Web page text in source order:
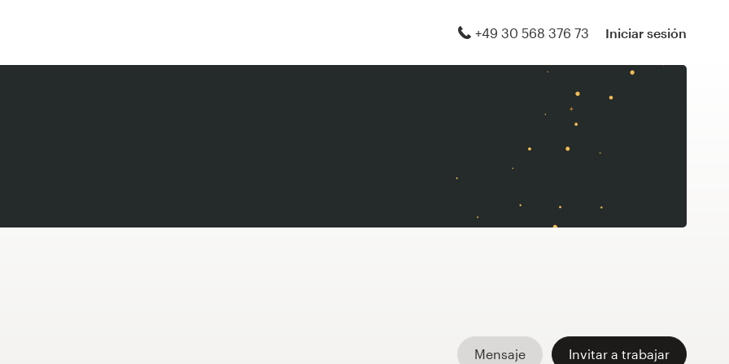
+49 30 568 376 73 Iniciar sesión
Mensaje Invitar a trabajar